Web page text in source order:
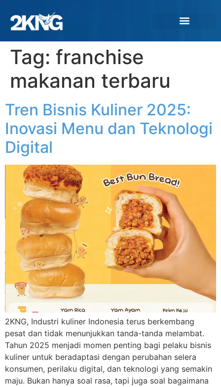
Tag: franchise
makanan terbaru
Tren Bisnis Kuliner 2025:
Inovasi Menu dan Teknologi
Digital
2KNG, Industri kuliner Indonesia terus berkembang
pesat dan tidak menunjukkan tanda-tanda melambat.
Tahun 2025 menjadi momen penting bagi pelaku bisnis
kuliner untuk beradaptasi dengan perubahan selera
konsumen, perilaku digital, dan teknologi yang semakin
maju. Bukan hanya soal rasa, tapi juga soal bagaimana